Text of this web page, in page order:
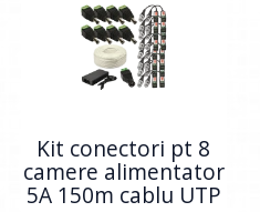
Kit conectori pt 8
camere alimentator
5A 150m cablu UTP